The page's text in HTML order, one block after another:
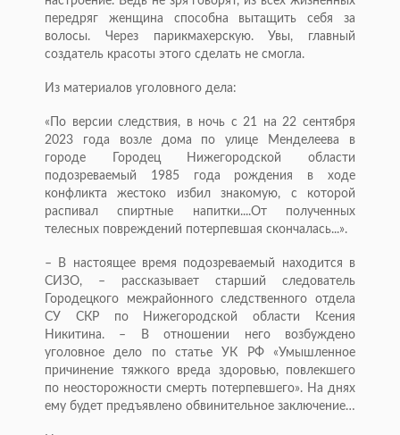
передряг женщина способна вытащить себя за
волосы. Через парикмахерскую. Увы, главный
создатель красоты этого сделать не смогла.
Из материалов уголовного дела:
«По версии следствия, в ночь с 21 на 22 сентября
2023 года возле дома по улице Менделеева в
городе Городец Нижегородской области
подозреваемый 1985 года рождения в ходе
конфликта жестоко избил знакомую, с которой
распивал спиртные напитки....От полученных
телесных повреждений потерпевшая скончалась...».
– В настоящее время подозреваемый находится в
СИЗО, – рассказывает старший следователь
Городецкого межрайонного следственного отдела
СУ СКР по Нижегородской области Ксения
Никитина. – В отношении него возбуждено
уголовное дело по статье УК РФ «Умышленное
причинение тяжкого вреда здоровью, повлекшего
по неосторожности смерть потерпевшего». На днях
ему будет предъявлено обвинительное заключение…